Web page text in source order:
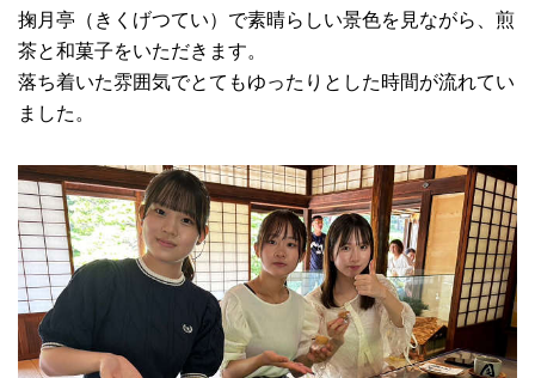
掬月亭（きくげつてい）で素晴らしい景色を見ながら、煎
茶と和菓子をいただきます。
落ち着いた雰囲気でとてもゆったりとした時間が流れてい
ました。